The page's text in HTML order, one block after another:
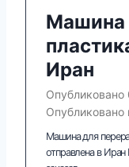
Машина
Иран
Опубликовано
Опубликовано
Машина для
отправлена ​​в